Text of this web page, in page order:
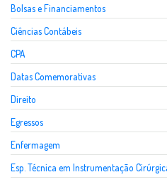
Bolsas e Financiamentos
Ciências Contábeis
CPA
Datas Comemorativas
Direito
Egressos
Enfermagem
Esp. Técnica em Instrumentação